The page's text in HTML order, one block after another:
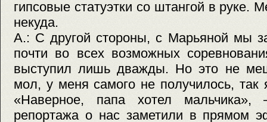
гипсовые статуэтки со штангой в руке.
некуда.
А.: С другой стороны, с Марьяной мы
почти во всех возможных
выступил лишь дважды. Но это не
мол, у меня самого не получилось, так
«Наверное, папа хотел
репортажа о нас заметили в прямом